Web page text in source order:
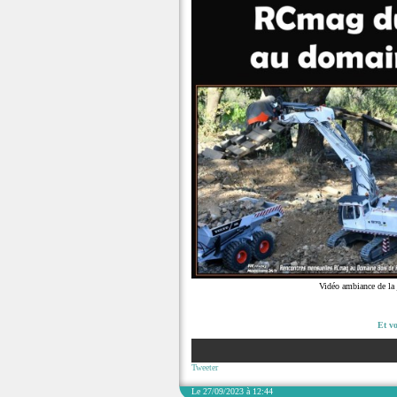
Vidéo ambiance de
Et
Tweeter
Le 27/09/2023 à 12:44